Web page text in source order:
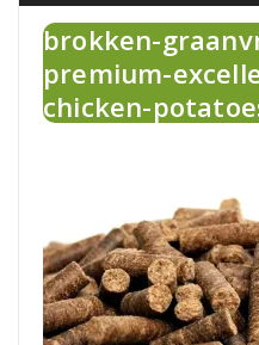
brokken-
premium-
chicken-